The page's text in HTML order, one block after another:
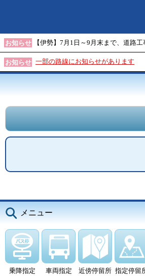
お知らせ 【伊勢】7月1日～9月末まで、道路
お知らせ 一部の路線にお知らせがあります
メニュー
乗降指定 車両指定 近傍停留所 指定停留